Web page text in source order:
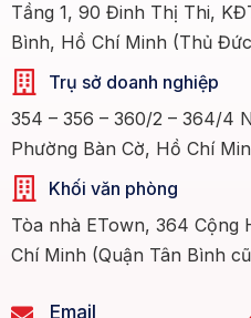
Tầng 1, 90 Đinh Thị Thi,
Bình, Hồ Chí Minh (Thủ
Trụ sở doanh nghiệp
354 – 356 – 360/2 – 364/4
Phường Bàn Cờ, Hồ Chí
Khối văn phòng
Tòa nhà ETown, 364 Cộng
Chí Minh (Quận Tân Bình
Email